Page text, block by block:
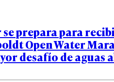
prepara para
Open Water
desafío de aguas